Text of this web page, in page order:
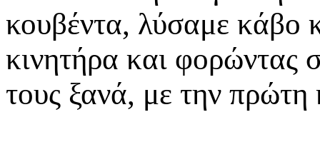
κουβέντα, λύσαμε κάβο
κινητήρα και φορώντας
τους ξανά, με την πρώτη